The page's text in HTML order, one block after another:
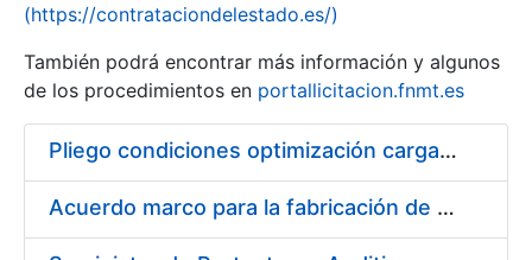
Erakutsi/Ezkutatu
(https://contrataciondelestado.es/)
También podrá encontrar más información y algunos
de los procedimientos en portallicitacion.fnmt.es
Pliego condiciones optimización cargas compras firmado
Acuerdo marco para la fabricación de piezas